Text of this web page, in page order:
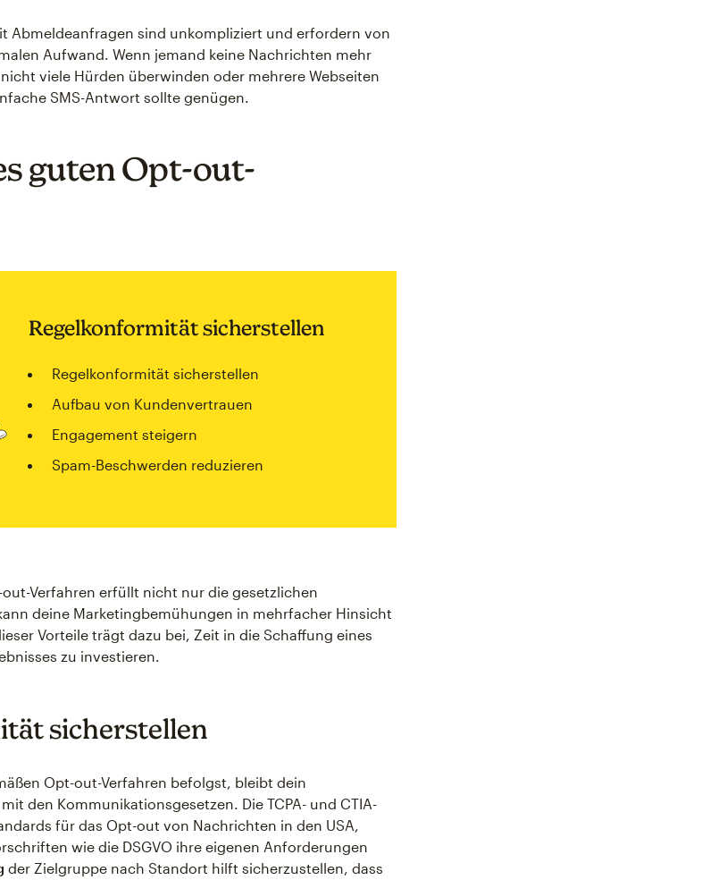
Abmeldeanfragen sind unkompliziert und erfordern von
Aufwand. Wenn jemand keine Nachrichten mehr
viele Hürden überwinden oder mehrere Webseiten
SMS-Antwort sollte genügen.
guten Opt-out-
Regelkonformität sicherstellen
Regelkonformität sicherstellen
Aufbau von Kundenvertrauen
Engagement steigern
Spam-Beschwerden reduzieren
Verfahren erfüllt nicht nur die gesetzlichen
deine Marketingbemühungen in mehrfacher Hinsicht
Vorteile trägt dazu bei, Zeit in die Schaffung eines
zu investieren.
sicherstellen
Opt-out-Verfahren befolgst, bleibt dein
den Kommunikationsgesetzen. Die TCPA- und CTIA-
für das Opt-out von Nachrichten in den USA,
wie die DSGVO ihre eigenen Anforderungen
der Zielgruppe nach Standort hilft sicherzustellen, dass